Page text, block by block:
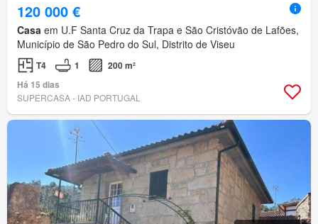
120 000 €
Casa em U.F Santa Cruz da Trapa e São Cristóvão de Lafões,
Município de São Pedro do Sul, Distrito de Viseu
T4 1
200 m²
Há 15 dias
SUPERCASA - IAD PORTUGAL